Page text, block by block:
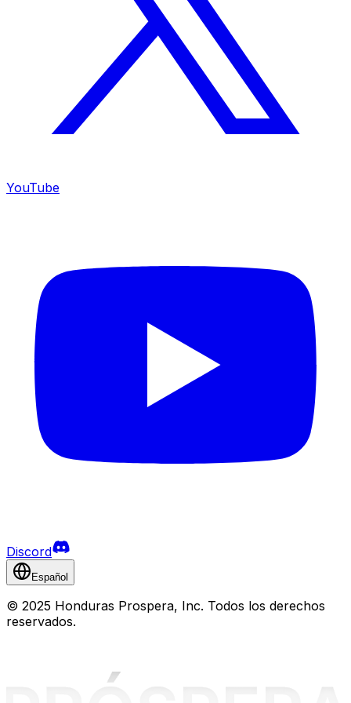
YouTube
Discord
Español
© 2025 Honduras Prospera, Inc. Todos los derechos
reservados.